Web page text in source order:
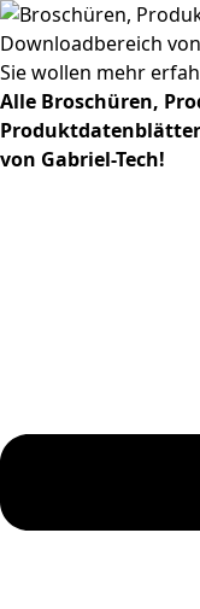
Sie wollen mehr
Alle Broschüren,
von Gabriel-Tech!